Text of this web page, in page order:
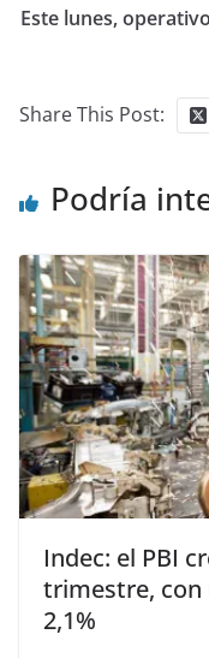
Este lunes,
Share This Post:
Podría
Indec: el PBI
trimestre, con
2,1%